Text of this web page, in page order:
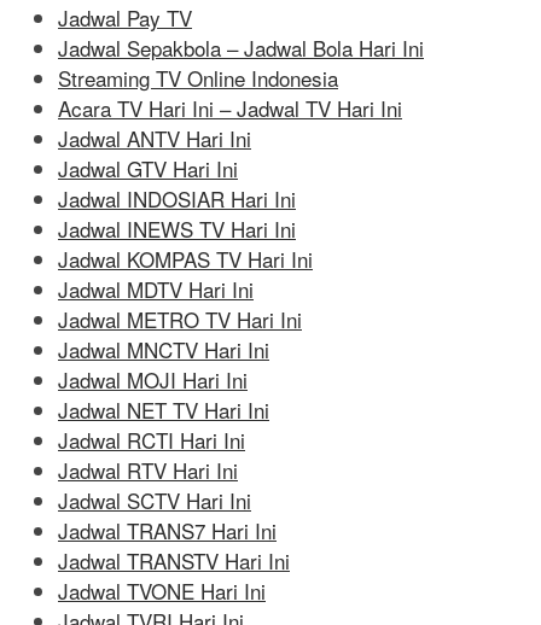
Jadwal Pay TV
Jadwal Sepakbola – Jadwal Bola Hari Ini
Streaming TV Online Indonesia
Acara TV Hari Ini – Jadwal TV Hari Ini
Jadwal ANTV Hari Ini
Jadwal GTV Hari Ini
Jadwal INDOSIAR Hari Ini
Jadwal INEWS TV Hari Ini
Jadwal KOMPAS TV Hari Ini
Jadwal MDTV Hari Ini
Jadwal METRO TV Hari Ini
Jadwal MNCTV Hari Ini
Jadwal MOJI Hari Ini
Jadwal NET TV Hari Ini
Jadwal RCTI Hari Ini
Jadwal RTV Hari Ini
Jadwal SCTV Hari Ini
Jadwal TRANS7 Hari Ini
Jadwal TRANSTV Hari Ini
Jadwal TVONE Hari Ini